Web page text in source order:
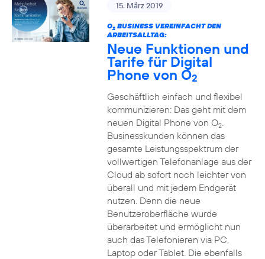
15. März 2019
O2BUSINESS VEREINFACHT DEN
ARBEITSALLTAG:
Neue Funktionen und
Tarife für Digital
Phone von O2
Geschäftlich einfach und flexibel
kommunizieren: Das geht mit dem
neuen Digital Phone von O2.
Businesskunden können das
gesamte Leistungsspektrum der
vollwertigen Telefonanlage aus der
Cloud ab sofort noch leichter von
überall und mit jedem Endgerät
nutzen. Denn die neue
Benutzeroberfläche wurde
überarbeitet und ermöglicht nun
auch das Telefonieren via PC,
Laptop oder Tablet. Die ebenfalls